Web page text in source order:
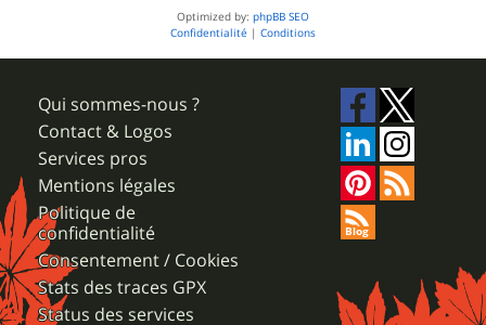
Optimized by: phpBB SEO
Confidentialité | Conditions
Qui sommes-nous ?
Contact & Logos
Services pros
Mentions légales
Politique de
confidentialité
Consentement / Cookies
Stats des traces GPX
Status des services